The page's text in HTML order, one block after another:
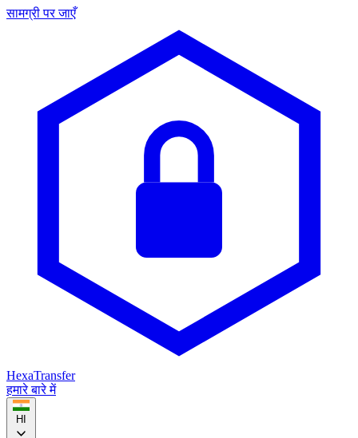
सामग्री पर जाएँ
HexaTransfer
हमारे बारे में
HI